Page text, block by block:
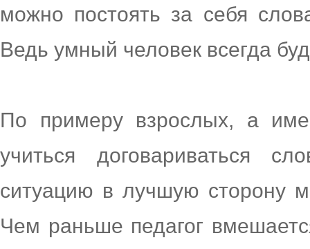
можно постоять за себя
Ведь умный человек всегда
По примеру взрослых, а
учиться договариваться
ситуацию в лучшую сторону
Чем раньше педагог